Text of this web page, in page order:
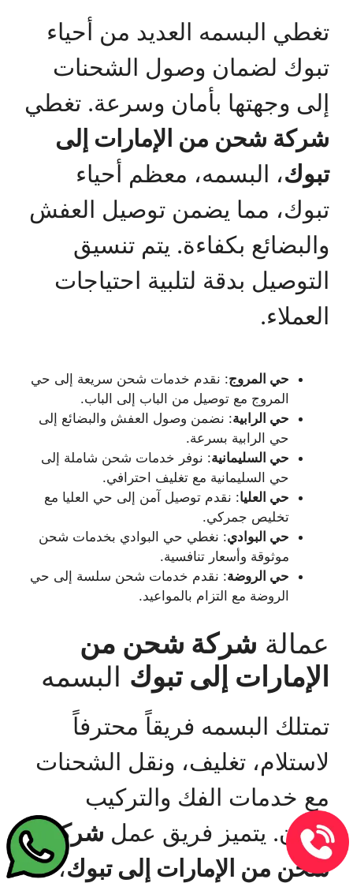
تغطي البسمه العديد من أحياء
تبوك لضمان وصول الشحنات
إلى وجهتها بأمان وسرعة. تغطي
شركة شحن من الإمارات إلى
تبوك، البسمه، معظم أحياء
تبوك، مما يضمن توصيل العفش
والبضائع بكفاءة. يتم تنسيق
التوصيل بدقة لتلبية احتياجات
العملاء.
حي المروج: نقدم خدمات شحن سريعة إلى حي
المروج مع توصيل من الباب إلى الباب.
حي الرابية: نضمن وصول العفش والبضائع إلى
حي الرابية بسرعة.
حي السليمانية: نوفر خدمات شحن شاملة إلى
حي السليمانية مع تغليف احترافي.
حي العليا: نقدم توصيل آمن إلى حي العليا مع
تخليص جمركي.
حي البوادي: نغطي حي البوادي بخدمات شحن
موثوقة وأسعار تنافسية.
حي الروضة: نقدم خدمات شحن سلسة إلى حي
الروضة مع التزام بالمواعيد.
عمالة شركة شحن من
الإمارات إلى تبوك البسمه
تمتلك البسمه فريقاً محترفاً
لاستلام، تغليف، ونقل الشحنات
مع خدمات الفك والتركيب
بأمان. يتميز فريق عمل شركة
شحن من الإمارات إلى تبوك،